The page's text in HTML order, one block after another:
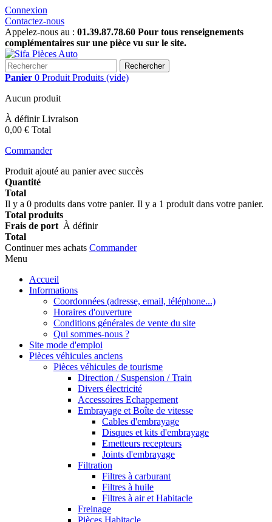
Connexion
Contactez-nous
Appelez-nous au : 01.39.87.78.60 Pour tous renseignements
complémentaires sur une pièce vu sur le site.
Rechercher
Panier 0 Produit Produits (vide)
Aucun produit
À définirLivraison
0,00 € Total
Commander
Produit ajouté au panier avec succès
Quantité
Total
Il y a 0 produits dans votre panier. Il y a 1 produit dans votre panier.
Total produits
Frais de port À définir
Total
Continuer mes achats Commander
Menu
Accueil
Informations
Coordonnées (adresse, email, téléphone...)
Horaires d'ouverture
Conditions générales de vente du site
Qui sommes-nous ?
Site mode d'emploi
Pièces véhicules anciens
Pièces véhicules de tourisme
Direction / Suspension / Train
Divers électricité
Accessoires Echappement
Embrayage et Boîte de vitesse
Cables d'embrayage
Disques et kits d'embrayage
Emetteurs recepteurs
Joints d'embrayage
Filtration
Filtres à carburant
Filtres à huile
Filtres à air et Habitacle
Freinage
Pièces Habitacle